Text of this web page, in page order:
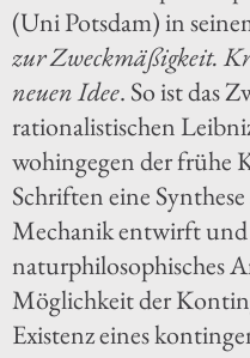
(Uni Potsdam) in
zur Zweckmäßigkeit.
neuen Idee. So ist das
rationalistischen
wohingegen der frühe
Schriften eine
Mechanik entwirft
naturphilosophisches
Möglichkeit der
Existenz eines